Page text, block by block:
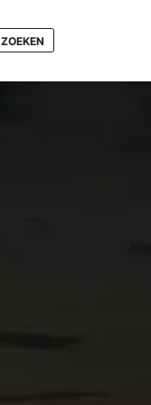
ZOEKEN